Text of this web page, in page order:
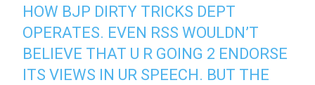
HOW BJP DIRTY TRICKS DEPT
OPERATES. EVEN RSS WOULDN’T
BELIEVE THAT U R GOING 2 ENDORSE
ITS VIEWS IN UR SPEECH. BUT THE